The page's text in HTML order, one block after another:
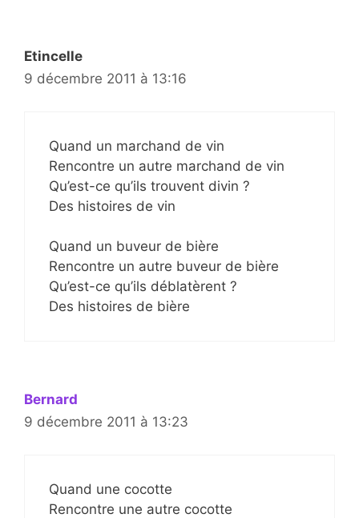
Etincelle
9 décembre 2011 à 13:16
Quand un marchand de vin
Rencontre un autre marchand de vin
Qu’est-ce qu’ils trouvent divin ?
Des histoires de vin
Quand un buveur de bière
Rencontre un autre buveur de bière
Qu’est-ce qu’ils déblatèrent ?
Des histoires de bière
Bernard
9 décembre 2011 à 13:23
Quand une cocotte
Rencontre une autre cocotte